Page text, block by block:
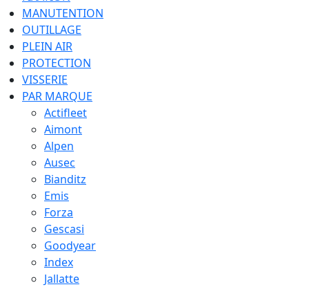
MANUTENTION
OUTILLAGE
PLEIN AIR
PROTECTION
VISSERIE
PAR MARQUE
Actifleet
Aimont
Alpen
Ausec
Bianditz
Emis
Forza
Gescasi
Goodyear
Index
Jallatte